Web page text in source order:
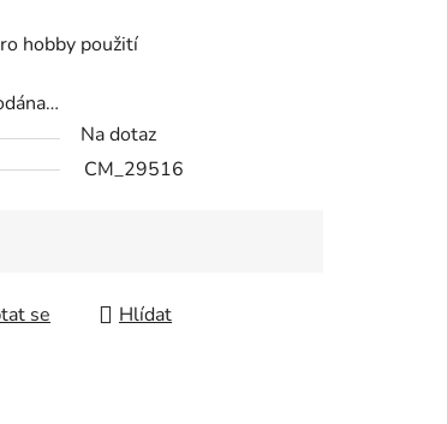
hobby použití
Na dotaz
CM_29516
se
Hlídat